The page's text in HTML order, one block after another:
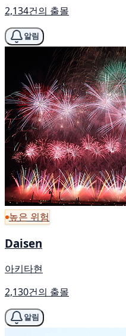
2,134건의 출몰
알림
높은 위험
Daisen
아키타현
2,130건의 출몰
알림